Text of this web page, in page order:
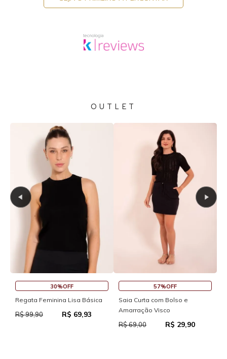
OUTLET
30%OFF
Regata Feminina Lisa Básica
R$ 99,90 R$ 69,93
57%OFF
Saia Curta com Bolso e
Amarração Visco
R$ 69,00 R$ 29,90